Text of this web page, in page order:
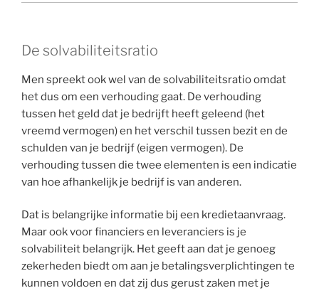
De solvabiliteitsratio
Men spreekt ook wel van de solvabiliteitsratio omdat
het dus om een verhouding gaat. De verhouding
tussen het geld dat je bedrijft heeft geleend (het
vreemd vermogen) en het verschil tussen bezit en de
schulden van je bedrijf (eigen vermogen). De
verhouding tussen die twee elementen is een indicatie
van hoe afhankelijk je bedrijf is van anderen.
Dat is belangrijke informatie bij een kredietaanvraag.
Maar ook voor financiers en leveranciers is je
solvabiliteit belangrijk. Het geeft aan dat je genoeg
zekerheden biedt om aan je betalingsverplichtingen te
kunnen voldoen en dat zij dus gerust zaken met je